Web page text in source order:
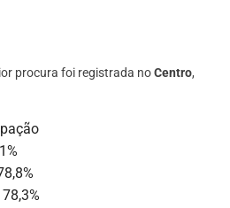
procura foi registrada noCentro,
78,3%